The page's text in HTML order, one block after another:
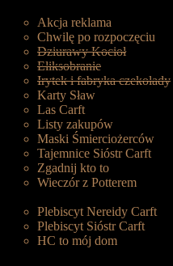
Akcja reklama
Chwilę po rozpoczęciu
Dziurawy Kocioł
Eliksobranie
Irytek i fabryka czekolady
Karty Sław
Las Carft
Listy zakupów
Maski Śmierciożerców
Tajemnice Sióstr Carft
Zgadnij kto to
Wieczór z Potterem
Plebiscyt Nereidy Carft
Plebiscyt Sióstr Carft
HC to mój dom